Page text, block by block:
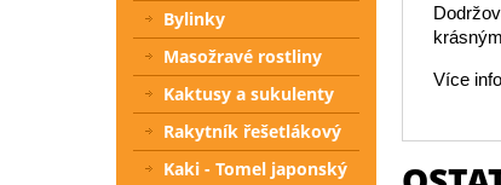
Více
Bylinky
Masožravé rostliny
Kaktusy a sukulenty
Rakytník řešetlákový
Kaki - Tomel japonský